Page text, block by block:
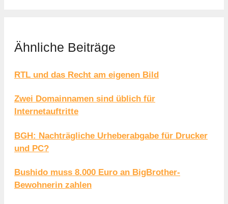
Ähnliche Beiträge
RTL und das Recht am eigenen Bild
Zwei Domainnamen sind üblich für
Internetauftritte
BGH: Nachträgliche Urheberabgabe für Drucker
und PC?
Bushido muss 8.000 Euro an BigBrother-
Bewohnerin zahlen